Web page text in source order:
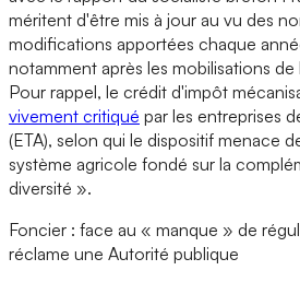
méritent d'être mis à jour au vu des
modifications apportées chaque
notamment après les mobilisations
Pour rappel, le crédit d'impôt
vivement critiqué par les entreprises
(ETA), selon qui le dispositif menace
système agricole fondé sur la
diversité ».
Foncier : face au « manque » de
réclame une Autorité publique